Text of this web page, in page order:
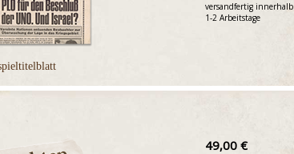
versandfertig innerhalb
1-2 Arbeitstage
49,00 €